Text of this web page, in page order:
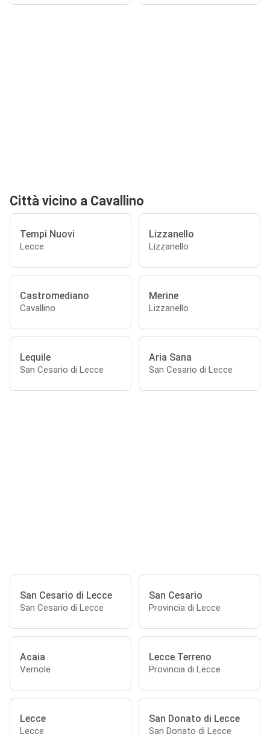
Città vicino a Cavallino
Tempi Nuovi
Lecce
Lizzanello
Lizzanello
Castromediano
Cavallino
Merine
Lizzanello
Lequile
San Cesario di Lecce
Aria Sana
San Cesario di Lecce
San Cesario di Lecce
San Cesario di Lecce
San Cesario
Provincia di Lecce
Acaia
Vernole
Lecce Terreno
Provincia di Lecce
Lecce
Lecce
San Donato di Lecce
San Donato di Lecce